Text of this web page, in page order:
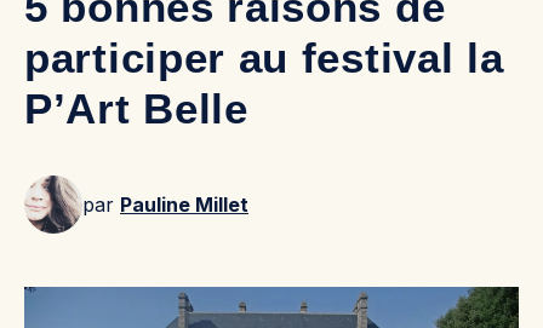
Rechercher
participer au festival la
P’Art Belle
par Pauline Millet